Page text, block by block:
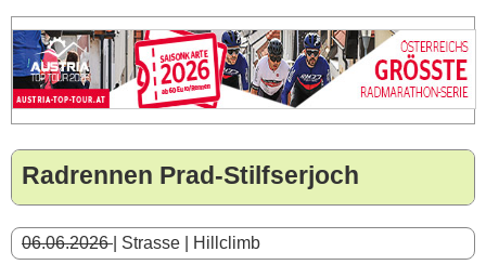
Radrennen Prad-Stilfserjoch
06.06.2026 | Strasse | Hillclimb